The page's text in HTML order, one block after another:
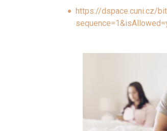
https://dspace.cuni.cz/